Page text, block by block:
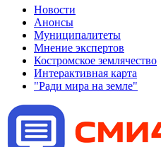
Новости
Анонсы
Муниципалитеты
Мнение экспертов
Костромское землячество
Интерактивная карта
"Ради мира на земле"